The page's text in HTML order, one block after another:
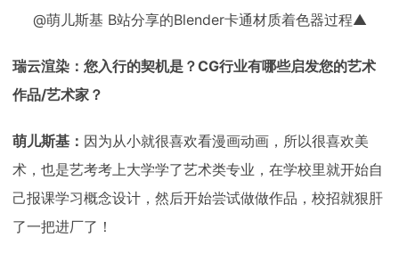
@萌儿斯基 B站分享的Blender卡通材质着色器过程▲
瑞云渲染：您入行的契机是？CG行业有哪些启发您的艺术
作品/艺术家？
萌儿斯基： 因为从小就很喜欢看漫画动画，所以很喜欢美
术，也是艺考考上大学学了艺术类专业，在学校里就开始自
己报课学习概念设计，然后开始尝试做做作品，校招就狠肝
了一把进厂了！